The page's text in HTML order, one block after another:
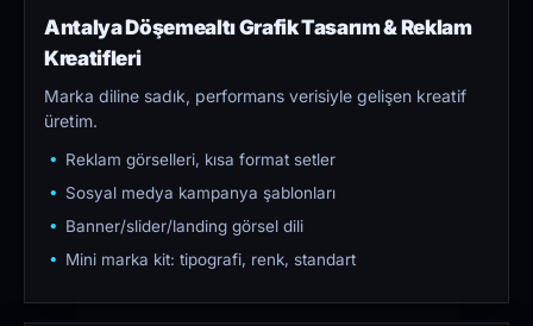
Antalya Döşemealtı Grafik Tasarım & Reklam
Kreatifleri
Marka diline sadık, performans verisiyle gelişen kreatif
üretim.
Reklam görselleri, kısa format setler
Sosyal medya kampanya şablonları
Banner/slider/landing görsel dili
Mini marka kit: tipografi, renk, standart